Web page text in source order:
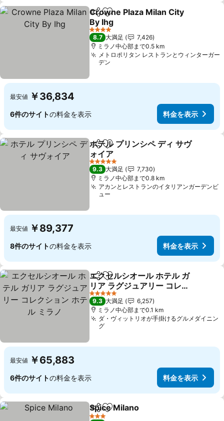
シェアお気に入りに追加
Crowne Plaza Milan City
By Ihg
料金を表示
4 ホテルのランク
8.7 大満足
7,426
ミラノ中心部まで0.5 km
メトロポリタン レストランとウィンターガー
デン
最安値 ￥36,834
6件のサイトの料金を表示 料金を表示
シェアお気に入りに追加
ホテル プリンシペ ディ サヴ
ォイア
料金を表示
5 ホテルのランク
9.3 大満足
7,730
ミラノ中心部まで0.8 km
アカンとレストランのイタリアンガーデンビ
ュー
最安値 ￥89,377
8件のサイトの料金を表示 料金を表示
シェアお気に入りに追加
エクセルシオール ホテル ガ
リア ラグジュアリー コレク
ション ホテル ミラノ
料金を表示
5 ホテルのランク
9.3 大満足
6,257
ミラノ中心部まで0.1 km
ダ・ヴィットリオが手掛けるグルメダイニン
グ
最安値 ￥65,883
6件のサイトの料金を表示 料金を表示
シェアお気に入りに追加
Spice Milano
3 ホテルのランク